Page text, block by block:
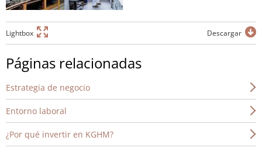
Lightbox Descargar
Páginas relacionadas
Estrategia de negocio
Entorno laboral
¿Por qué invertir en KGHM?